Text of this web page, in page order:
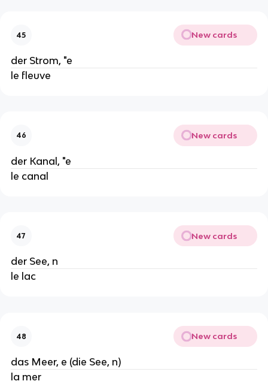
45 New cards
der Strom, "e
le fleuve
46 New cards
der Kanal, "e
le canal
47 New cards
der See, n
le lac
48 New cards
das Meer, e (die See, n)
la mer